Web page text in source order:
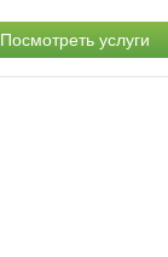
Посмотреть услуги